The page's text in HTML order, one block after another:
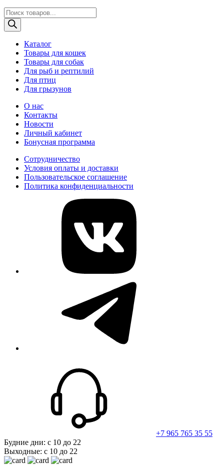
Поиск
товаров
Каталог
Товары для кошек
Товары для собак
Для рыб и рептилий
Для птиц
Для грызунов
О нас
Контакты
Новости
Личный кабинет
Бонусная программа
Сотрудничество
Условия оплаты и доставки
Пользовательское соглашение
Политика конфиденциальности
+7 965 765 35 55
Будние дни: с 10 до 22
Выходные: с 10 до 22